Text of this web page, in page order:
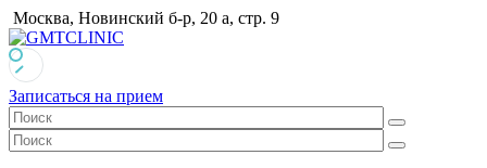
Москва, Новинский б-р, 20 а, стр. 9
Записаться на прием